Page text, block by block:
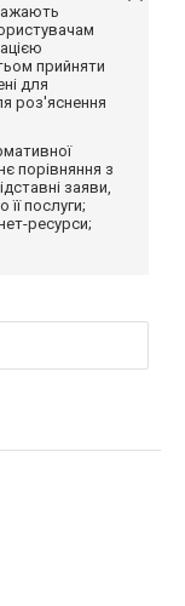
прийняти
для
роз'яснення
порівняння з
заяви,
послуги;
ресурси;